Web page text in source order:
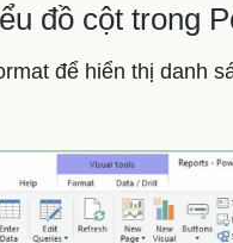
đồ cột trong
để hiển thị danh